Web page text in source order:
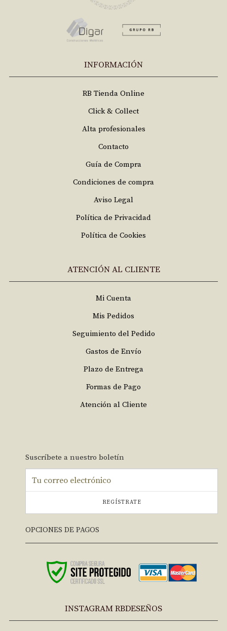
INFORMACIÓN
RB Tienda Online
Click & Collect
Alta profesionales
Contacto
Guía de Compra
Condiciones de compra
Aviso Legal
Política de Privacidad
Política de Cookies
ATENCIÓN AL CLIENTE
Mi Cuenta
Mis Pedidos
Seguimiento del Pedido
Gastos de Envío
Plazo de Entrega
Formas de Pago
Atención al Cliente
Suscríbete a nuestro boletín
REGÍSTRATE
OPCIONES DE PAGOS
INSTAGRAM RBDESEÑOS